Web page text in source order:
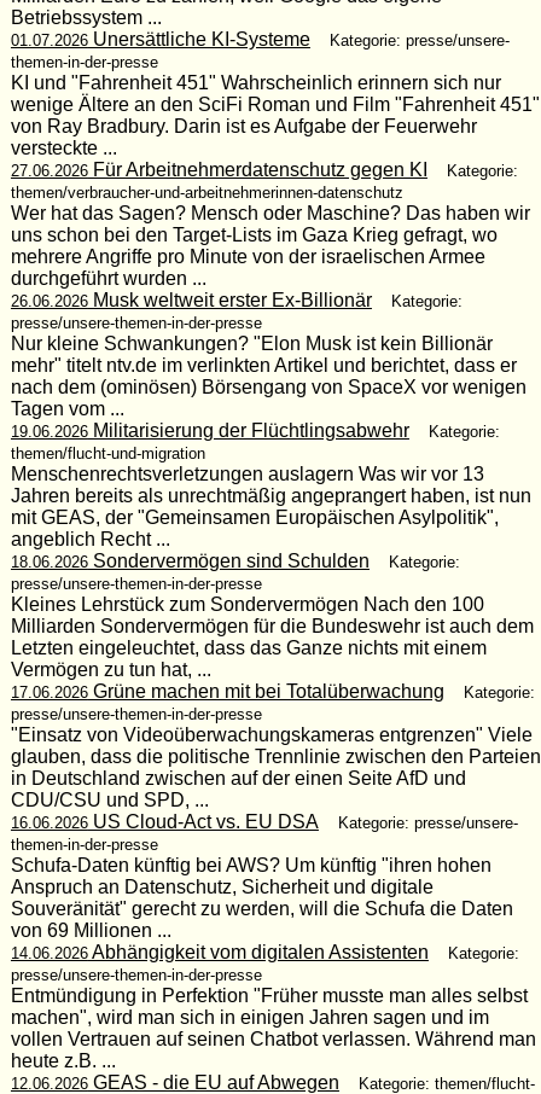
Betriebssystem ...
01.07.2026Unersättliche KI-Systeme
Kategorie: presse/unsere-
themen-in-der-presse
KI und "Fahrenheit 451" Wahrscheinlich erinnern sich nur
wenige Ältere an den SciFi Roman und Film "Fahrenheit 451"
von Ray Bradbury. Darin ist es Aufgabe der Feuerwehr
versteckte ...
27.06.2026Für Arbeitnehmerdatenschutz gegen KI
Kategorie:
themen/verbraucher-und-arbeitnehmerinnen-datenschutz
Wer hat das Sagen? Mensch oder Maschine? Das haben wir
uns schon bei den Target-Lists im Gaza Krieg gefragt, wo
mehrere Angriffe pro Minute von der israelischen Armee
durchgeführt wurden ...
26.06.2026Musk weltweit erster Ex-Billionär
Kategorie:
presse/unsere-themen-in-der-presse
Nur kleine Schwankungen? "Elon Musk ist kein Billionär
mehr" titelt ntv.de im verlinkten Artikel und berichtet, dass er
nach dem (ominösen) Börsengang von SpaceX vor wenigen
Tagen vom ...
19.06.2026Militarisierung der Flüchtlingsabwehr
Kategorie:
themen/flucht-und-migration
Menschenrechtsverletzungen auslagern Was wir vor 13
Jahren bereits als unrechtmäßig angeprangert haben, ist nun
mit GEAS, der "Gemeinsamen Europäischen Asylpolitik",
angeblich Recht ...
18.06.2026Sondervermögen sind Schulden
Kategorie:
presse/unsere-themen-in-der-presse
Kleines Lehrstück zum Sondervermögen Nach den 100
Milliarden Sondervermögen für die Bundeswehr ist auch dem
Letzten eingeleuchtet, dass das Ganze nichts mit einem
Vermögen zu tun hat, ...
17.06.2026Grüne machen mit bei Totalüberwachung
Kategorie:
presse/unsere-themen-in-der-presse
"Einsatz von Videoüberwachungskameras entgrenzen" Viele
glauben, dass die politische Trennlinie zwischen den Parteien
in Deutschland zwischen auf der einen Seite AfD und
CDU/CSU und SPD, ...
16.06.2026US Cloud-Act vs. EU DSA
Kategorie: presse/unsere-
themen-in-der-presse
Schufa-Daten künftig bei AWS? Um künftig "ihren hohen
Anspruch an Datenschutz, Sicherheit und digitale
Souveränität" gerecht zu werden, will die Schufa die Daten
von 69 Millionen ...
14.06.2026Abhängigkeit vom digitalen Assistenten
Kategorie:
presse/unsere-themen-in-der-presse
Entmündigung in Perfektion "Früher musste man alles selbst
machen", wird man sich in einigen Jahren sagen und im
vollen Vertrauen auf seinen Chatbot verlassen. Während man
heute z.B. ...
12.06.2026GEAS - die EU auf Abwegen
Kategorie: themen/flucht-